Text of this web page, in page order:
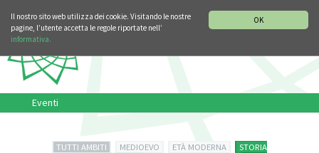
OK
Il nostro sito web utilizza dei cookie. Visitando le nostre
pagine, l’utente accetta le regole riportate nell’
informativa.
Eventi
TUTTI AMBITI MEDIOEVO ETÀ MODERNA
STORIA